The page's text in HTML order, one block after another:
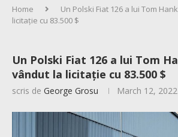
Home
Un Polski Fiat 126 a lui Tom
licitație cu 83.500 $
Un Polski Fiat 126 a lui Tom
vândut la licitație cu 83.500 $
scris de George Grosu March 12, 2022